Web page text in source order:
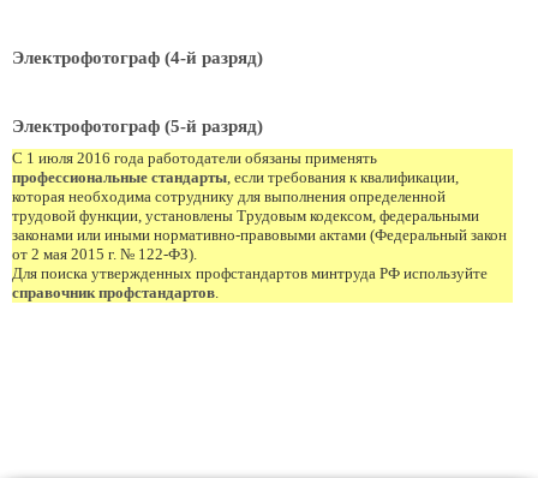
Электрофотограф (4-й разряд)
Электрофотограф (5-й разряд)
С 1 июля 2016 года работодатели обязаны применять
профессиональные стандарты, если требования к квалификации,
которая необходима сотруднику для выполнения определенной
трудовой функции, установлены Трудовым кодексом, федеральными
законами или иными нормативно-правовыми актами (Федеральный закон
от 2 мая 2015 г. № 122-ФЗ).
Для поиска утвержденных профстандартов минтруда РФ используйте
справочник профстандартов.